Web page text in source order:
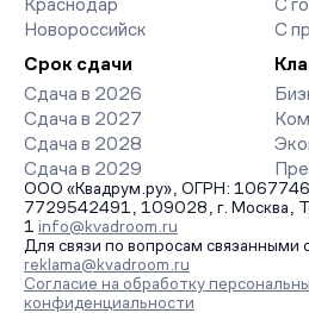
Краснодар
Новороссийск
С
С
Срок сдачи
Сдача в 2026
Сдача в 2027
Сдача в 2028
Сдача в 2029
ООО «Квадрум.ру», ОГРН:
7729542491, 109028, г. Москва,
1 info@kvadroom.ru
Для связи по вопросам связанными
reklama@kvadroom.ru
Согласие на обработку
конфиденциальности